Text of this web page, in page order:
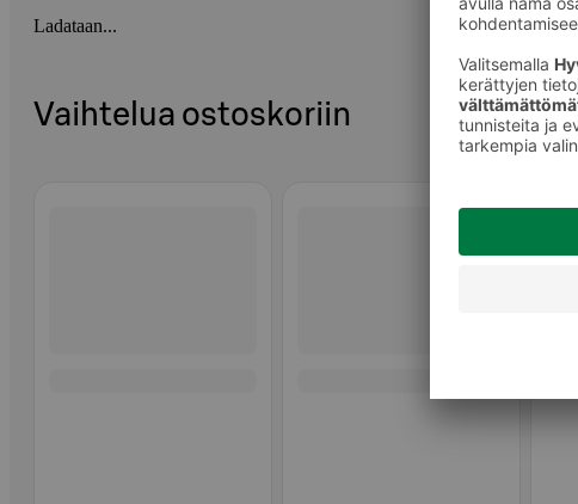
Ladataan...
Vaihtelua ostoskoriin